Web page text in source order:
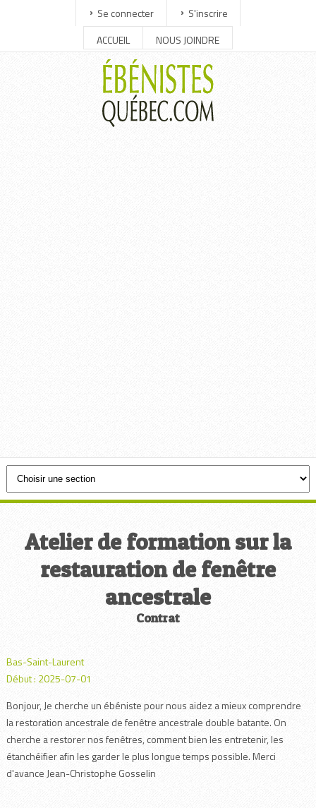
Se connecter
S'inscrire
ACCUEIL
NOUS JOINDRE
Atelier de formation sur la
restauration de fenêtre
ancestrale
Contrat
Bas-Saint-Laurent
Début : 2025-07-01
Bonjour, Je cherche un ébéniste pour nous aidez a mieux comprendre
la restoration ancestrale de fenêtre ancestrale double batante. On
cherche a restorer nos fenêtres, comment bien les entretenir, les
étanchéifier afin les garder le plus longue temps possible. Merci
d'avance Jean-Christophe Gosselin